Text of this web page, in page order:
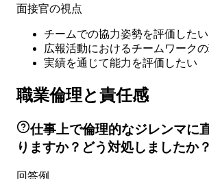
面接官の視点
チームでの協力姿勢を評価したい
広報活動におけるチームワーク
実績を通じて能力を評価したい
職業倫理と責任感
仕事上で倫理的なジレンマに
りますか？どう対処しましたか？
回答例